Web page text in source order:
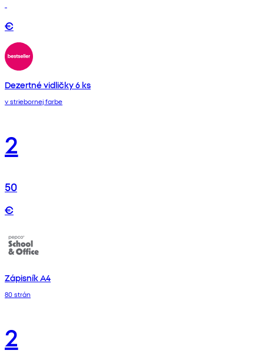
€
Dezertné vidličky 6 ks
v striebornej farbe
2
50
€
Zápisník A4
80 strán
2